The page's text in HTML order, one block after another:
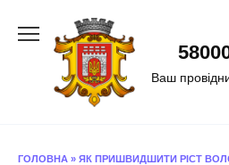
Ваш
ГОЛОВНА » ЯК ПРИШВИДШИТИ РІСТ